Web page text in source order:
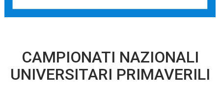
CAMPIONATI NAZIONALI
UNIVERSITARI PRIMAVERILI